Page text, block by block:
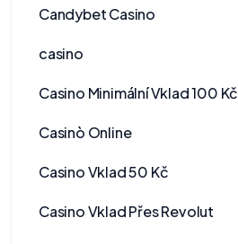
Candybet Casino
casino
Casino Minimální Vklad 100 Kč
Casinò Online
Casino Vklad 50 Kč
Casino Vklad Přes Revolut